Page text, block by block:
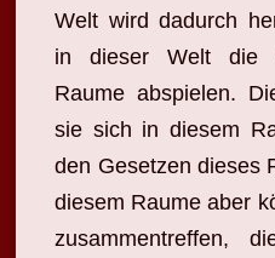
Welt wird dadurch
in dieser Welt die
Raume abspielen.
sie sich in diesem
den Gesetzen dieses
diesem Raume aber
zusammentreffen,